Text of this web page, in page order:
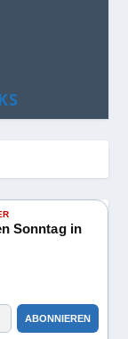
Sonntag in
ABONNIEREN